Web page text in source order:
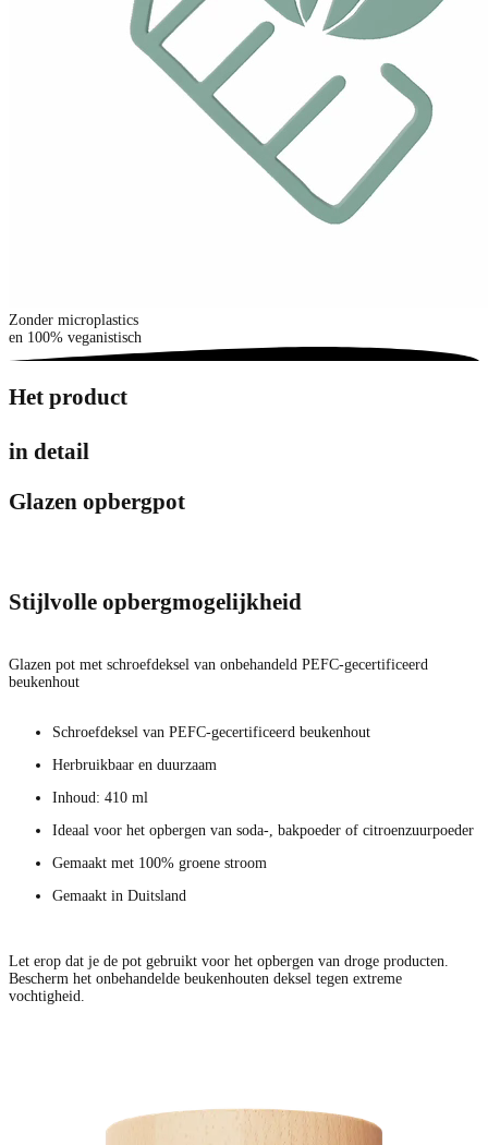
Zonder microplastics
en 100% veganistisch
Het product
in detail
Glazen opbergpot
Stijlvolle opbergmogelijkheid
Glazen pot met schroefdeksel van onbehandeld PEFC-gecertificeerd
beukenhout
Schroefdeksel van PEFC-gecertificeerd beukenhout
Herbruikbaar en duurzaam
Inhoud: 410 ml
Ideaal voor het opbergen van soda-, bakpoeder of citroenzuurpoeder
Gemaakt met 100% groene stroom
Gemaakt in Duitsland
Let erop dat je de pot gebruikt voor het opbergen van droge producten.
Bescherm het onbehandelde beukenhouten deksel tegen extreme
vochtigheid.